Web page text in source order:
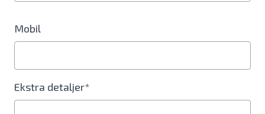
Mobil
Ekstra detaljer*